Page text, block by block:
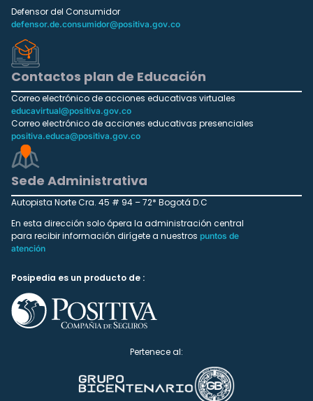
Defensor del Consumidor
defensor.de.consumidor@positiva.gov.co
Contactos plan de Educación
Correo electrónico de acciones educativas virtuales
educavirtual@positiva.gov.co
Correo electrónico de acciones educativas presenciales
positiva.educa@positiva.gov.co
Sede Administrativa
Autopista Norte Cra. 45 # 94 – 72* Bogotá D.C
En esta dirección solo ópera la administración central
para recibir información dirígete a nuestros puntos de
atención
Posipedia es un producto de :
Pertenece al: